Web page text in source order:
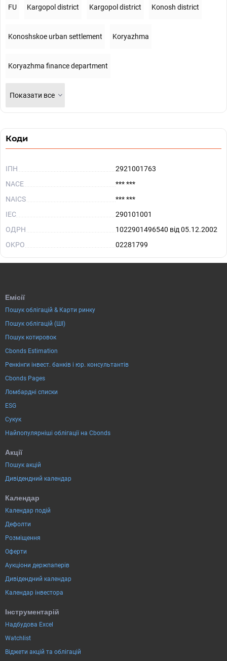
FU Kargopol district Kargopol district Konosh district
Konoshskoe urban settlement Koryazhma
Koryazhma finance department
Показати все
Коди
ІПН
2921001763
NACE
*** ***
NAICS
*** ***
IEC
290101001
ОДРН
1022901496540 від 05.12.2002
OKPO
02281799
Емісії
Пошук облігацій & Карти ринку
Пошук облігацій (ШІ)
Пошук котировок
Cbonds Estimation
Ренкінги інвест. банків і юр. консультантів
Cbonds Pages
Ломбардні списки
ESG
Сукук
Найпопулярніші облігації на Cbonds
Акції
Пошук акцій
Дивідендний календар
Календар
Календар подій
Дефолти
Розміщення
Оферти
Аукціони держпаперів
Дивідендний календар
Календар інвестора
Інструментарій
Надбудова Excel
Watchlist
Віджети акцій та облігацій